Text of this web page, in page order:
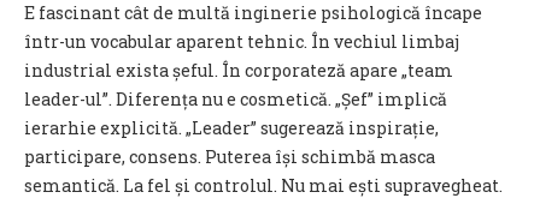
E fascinant cât de multă inginerie psihologică încape
într-un vocabular aparent tehnic. În vechiul limbaj
industrial exista șeful. În corporateză apare „team
leader-ul”. Diferența nu e cosmetică. „Șef” implică
ierarhie explicită. „Leader” sugerează inspirație,
participare, consens. Puterea își schimbă masca
semantică. La fel și controlul. Nu mai ești supravegheat.